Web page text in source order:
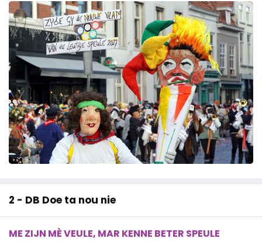
2 - DB Doe ta nou nie
ME ZIJN MÈ VEULE, MAR KENNE BETER SPEULE